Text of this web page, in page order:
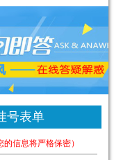
号表单
信息将严格保密）